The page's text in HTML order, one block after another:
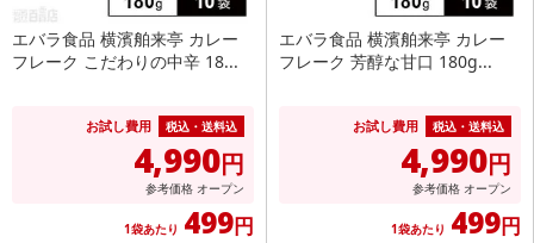
エバラ食品 横濱舶来亭 カレー
フレーク こだわりの中辛 18...
お試し費用 税込・送料込
4,990円
参考価格 オープン
1袋あたり 499円
エバラ食品 横濱舶来亭 カレー
フレーク 芳醇な甘口 180g...
お試し費用 税込・送料込
4,990円
参考価格 オープン
1袋あたり 499円